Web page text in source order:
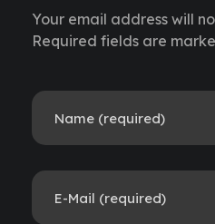
Your email address will
Required fields are